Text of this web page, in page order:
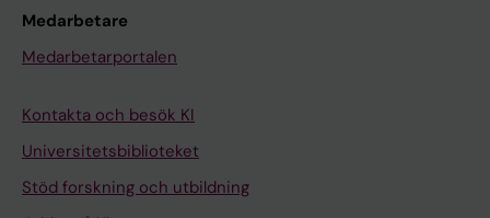
Medarbetare
Medarbetarportalen
Kontakta och besök KI
Universitetsbiblioteket
Stöd forskning och utbildning